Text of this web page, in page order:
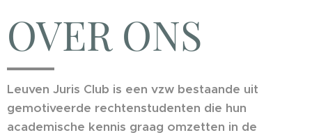
OVER ONS
Leuven Juris Club is een vzw bestaande uit
gemotiveerde rechtenstudenten die hun
academische kennis graag omzetten in de